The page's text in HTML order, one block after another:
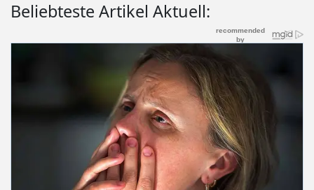
Beliebteste Artikel Aktuell: